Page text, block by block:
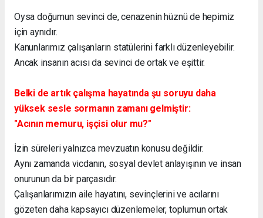
Oysa doğumun sevinci de, cenazenin hüznü de hepimiz
için aynıdır.
Kanunlarımız çalışanların statülerini farklı düzenleyebilir.
Ancak insanın acısı da sevinci de ortak ve eşittir.
Belki de artık çalışma hayatında şu soruyu daha
yüksek sesle sormanın zamanı gelmiştir:
"Acının memuru, işçisi olur mu?"
İzin süreleri yalnızca mevzuatın konusu değildir.
Aynı zamanda vicdanın, sosyal devlet anlayışının ve insan
onurunun da bir parçasıdır.
Çalışanlarımızın aile hayatını, sevinçlerini ve acılarını
gözeten daha kapsayıcı düzenlemeler, toplumun ortak